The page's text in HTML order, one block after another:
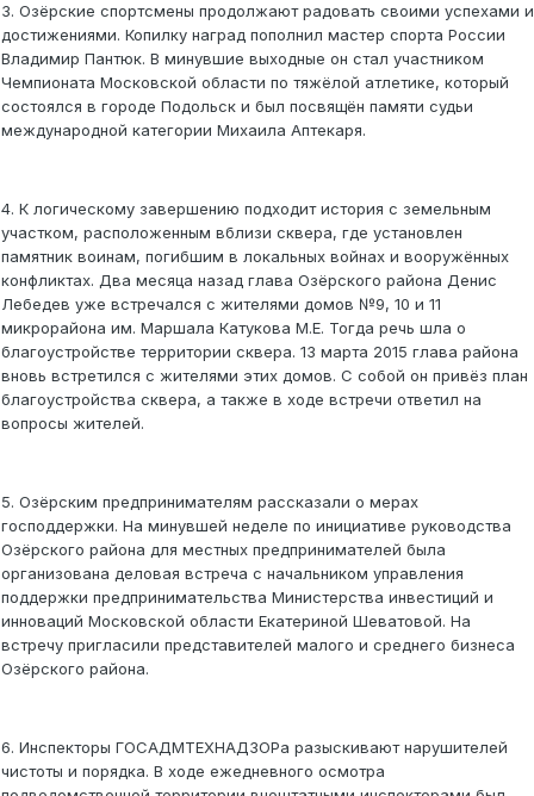
3. Озёрские спортсмены продолжают радовать своими успехами и
достижениями. Копилку наград пополнил мастер спорта России
Владимир Пантюк. В минувшие выходные он стал участником
Чемпионата Московской области по тяжёлой атлетике, который
состоялся в городе Подольск и был посвящён памяти судьи
международной категории Михаила Аптекаря.
4. К логическому завершению подходит история с земельным
участком, расположенным вблизи сквера, где установлен
памятник воинам, погибшим в локальных войнах и вооружённых
конфликтах. Два месяца назад глава Озёрского района Денис
Лебедев уже встречался с жителями домов №9, 10 и 11
микрорайона им. Маршала Катукова М.Е. Тогда речь шла о
благоустройстве территории сквера. 13 марта 2015 глава района
вновь встретился с жителями этих домов. С собой он привёз план
благоустройства сквера, а также в ходе встречи ответил на
вопросы жителей.
5. Озёрским предпринимателям рассказали о мерах
господдержки. На минувшей неделе по инициативе руководства
Озёрского района для местных предпринимателей была
организована деловая встреча с начальником управления
поддержки предпринимательства Министерства инвестиций и
инноваций Московской области Екатериной Шеватовой. На
встречу пригласили представителей малого и среднего бизнеса
Озёрского района.
6. Инспекторы ГОСАДМТЕХНАДЗОРа разыскивают нарушителей
чистоты и порядка. В ходе ежедневного осмотра